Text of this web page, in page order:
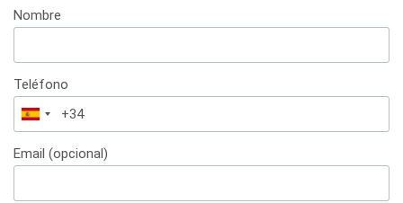
Nombre
Teléfono
España
+34
Email (opcional)